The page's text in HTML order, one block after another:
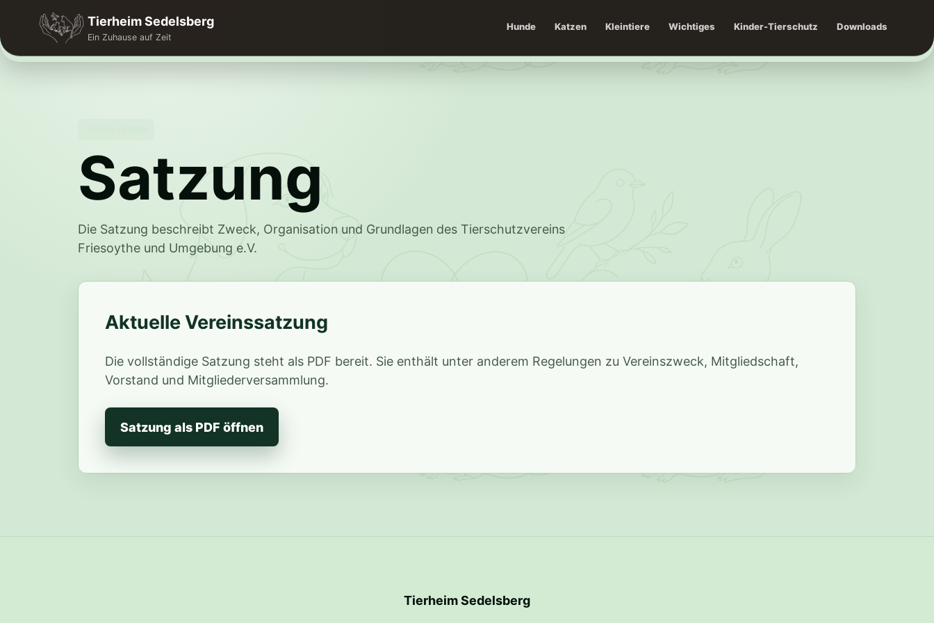
Tierheim Sedelsberg
Ein Zuhause auf Zeit
Hunde Katzen Kleintiere Wichtiges Kinder-Tierschutz Downloads
Satzung
Die Satzung beschreibt Zweck, Organisation und Grundlagen des Tierschutzvereins
Friesoythe und Umgebung e.V.
Aktuelle Vereinssatzung
Die vollständige Satzung steht als PDF bereit. Sie enthält unter anderem Regelungen zu Vereinszweck, Mitgliedschaft,
Vorstand und Mitgliederversammlung.
Satzung als PDF öffnen
Tierheim Sedelsberg